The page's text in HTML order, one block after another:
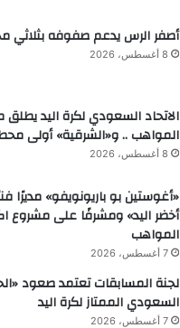
أصفر الرس يدعم صفوفه
8 أغسطس، 2026
الاتحاد السعودي لكرة اليد
المواهب .. و«الشرقية» أولى
8 أغسطس، 2026
«أغوستين بو باريونويفو» مديرًا
أخضر اليد» ومشرفًا على مشروع
المواهب
7 أغسطس، 2026
لجنة المسابقات تعتمد صعود
السعودي الممتاز لكرة اليد
7 أغسطس، 2026